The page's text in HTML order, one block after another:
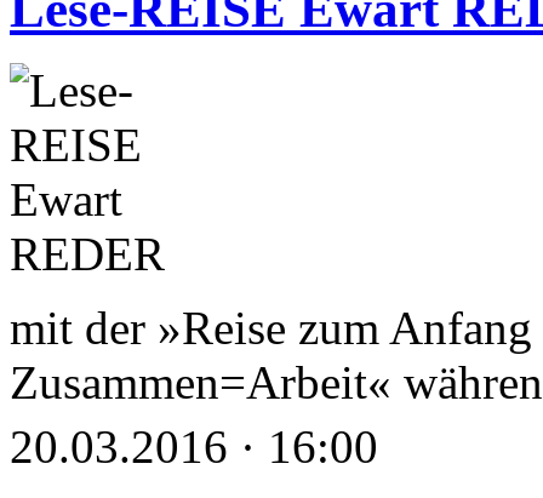
mit der »Reise zum
Zusammen=Arbeit«
20.03.2016 · 16:00